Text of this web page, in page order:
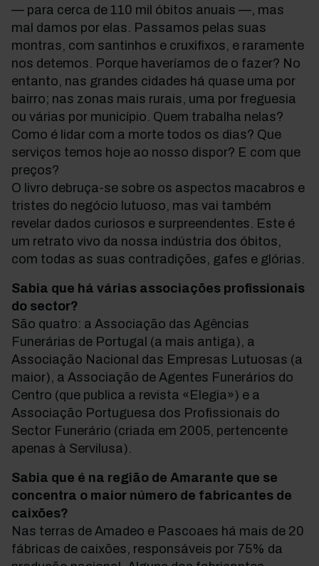
— para cerca de 110 mil óbitos anuais —, mas
mal damos por elas. Passamos pelas suas
montras, com santinhos e cruxifixos, e raramente
nos detemos. Porque haveríamos de o fazer? No
entanto, nas grandes cidades há quase uma por
bairro; nas zonas mais rurais, uma por freguesia
ou várias por município. Quem trabalha nelas?
Como é lidar com a morte todos os dias? Que
serviços temos hoje ao nosso dispor? E com que
preços?
O livro debruça-se sobre os aspectos macabros e
tristes do negócio lutuoso, mas vai também
revelar dados curiosos e surpreendentes. Este é
um retrato vivo da nossa indústria dos óbitos,
com todas as suas contradições, gafes e glórias.
Sabia que há várias associações profissionais
do sector?
São quatro: a Associação das Agências
Funerárias de Portugal (a mais antiga), a
Associação Nacional das Empresas Lutuosas (a
maior), a Associação de Agentes Funerários do
Centro (que publica a revista «Elegia») e a
Associação Portuguesa dos Profissionais do
Sector Funerário (criada em 2005, pertencente
apenas à Servilusa).
Sabia que é na região de Amarante que se
concentra o maior número de fabricantes de
caixões?
Nas terras de Amadeo e Pascoaes há mais de 20
fábricas de caixões, responsáveis por 75% da